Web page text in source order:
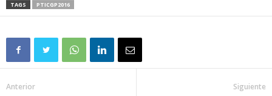
TAGS PTICGP2016
Anterior Siguiente